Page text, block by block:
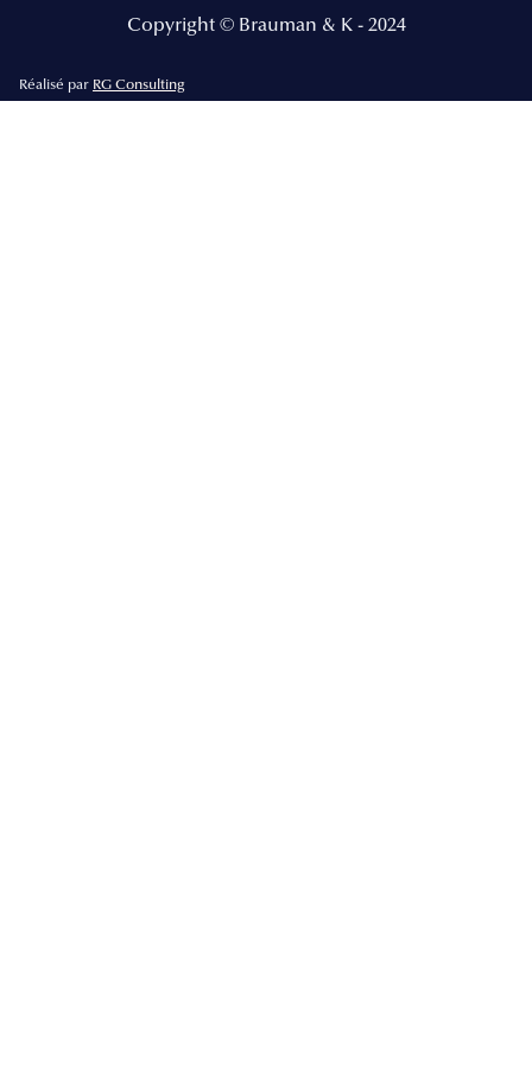
Copyright © Brauman & K - 2024
Réalisé par RG Consulting